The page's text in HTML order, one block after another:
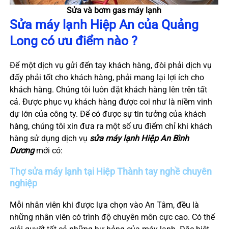
Sửa và bơm gas máy lạnh
Sửa máy lạnh Hiệp Ancủa Quảng
Long có ưu điểm nào ?
Để một dịch vụ gửi đến tay khách hàng, đòi phải dịch vụ
đấy phải tốt cho khách hàng, phải mang lại lợi ích cho
khách hàng. Chúng tôi luôn đặt khách hàng lên trên tất
cả. Được phục vụ khách hàng được coi như là niềm vinh
dự lớn của công ty. Để có được sự tin tưởng của khách
hàng, chúng tôi xin đưa ra một số ưu điểm chỉ khi khách
hàng sử dụng dịch vụ sửa máy lạnh Hiệp An Bình
Dươngmới có:
Thợ sửa máy lạnh tại Hiệp Thànhtay nghề chuyên
nghiệp
Mỗi nhân viên khi được lựa chọn vào An Tâm, đều là
những nhân viên có trình độ chuyên môn cực cao. Có thể